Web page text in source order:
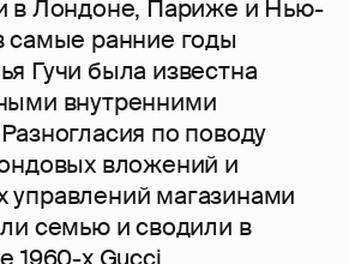
в Лондоне, Париже и Нью-
ранние годы
Гучи была известна
внутренними
по поводу
вложений и
управлений магазинами
семью и сводили в